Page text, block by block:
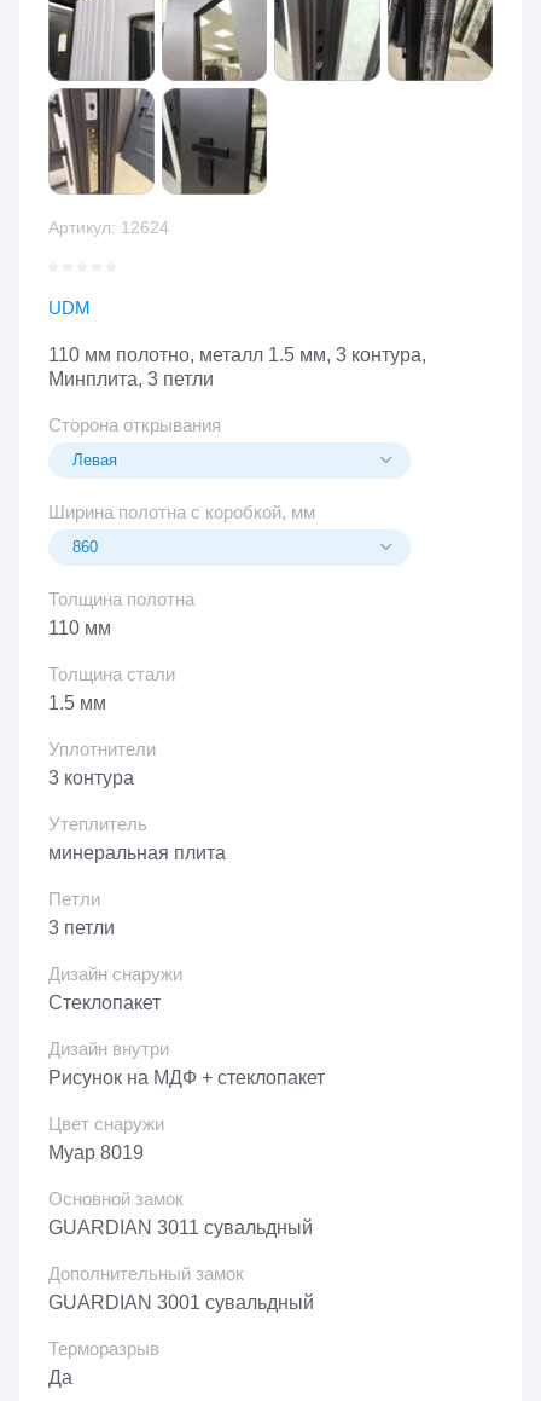
Артикул: 12624
UDM
110 мм полотно, металл 1.5 мм, 3 контура,
Минплита, 3 петли
Сторона открывания
Ширина полотна с коробкой, мм
Толщина полотна
110 мм
Толщина стали
1.5 мм
Уплотнители
3 контура
Утеплитель
минеральная плита
Петли
3 петли
Дизайн снаружи
Стеклопакет
Дизайн внутри
Рисунок на МДФ + стеклопакет
Цвет снаружи
Муар 8019
Основной замок
GUARDIAN 3011 сувальдный
Дополнительный замок
GUARDIAN 3001 сувальдный
Терморазрыв
Да